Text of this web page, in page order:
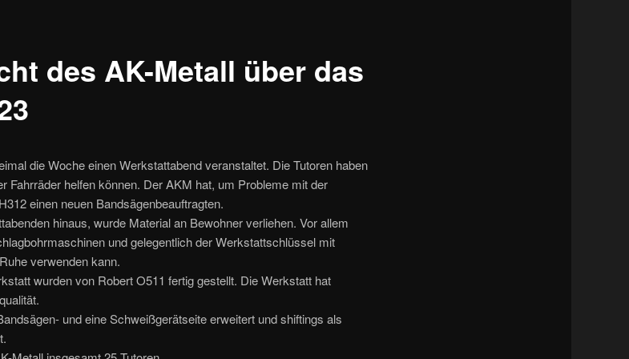
des AK-Metall über das
die Woche einen Werkstattabend veranstaltet. Die Tutoren haben
Fahrräder helfen können. Der AKM hat, um Probleme mit der
einen neuen Bandsägenbeauftragten.
hinaus, wurde Material an Bewohner verliehen. Vor allem
und gelegentlich der Werkstattschlüssel mit
verwenden kann.
wurden von Robert O511 fertig gestellt. Die Werkstatt hat
und eine Schweißgerätseite erweitert und shiftings als